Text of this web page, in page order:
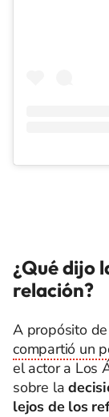
¿Qué dijo
relación?
A propósito
compartió un
el actor a Los
sobre la
lejos de los